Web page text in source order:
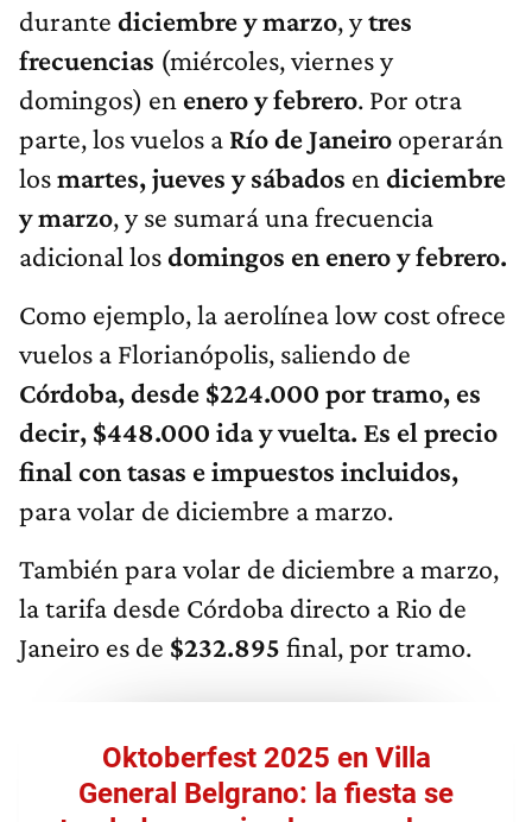
durante diciembre y marzo, ytres
frecuencias (miércoles, viernes y
domingos) en enero y febrero. Por otra
parte, los vuelos a Río de Janeiro operarán
losmartes, jueves y sábados en diciembre
y marzo, y se sumará una frecuencia
adicional losdomingos en enero y febrero.
Como ejemplo, la aerolínea low cost ofrece
vuelos a Florianópolis, saliendo de
Córdoba, desde $224.000 por tramo, es
decir, $448.000 ida y vuelta. Es el precio
final con tasas e impuestos incluidos,
para volar de diciembre a marzo.
También para volar de diciembre a marzo,
la tarifa desde Córdoba directo a Rio de
Janeiro es de $232.895 final, por tramo.
Oktoberfest 2025 en Villa
General Belgrano: la fiesta se